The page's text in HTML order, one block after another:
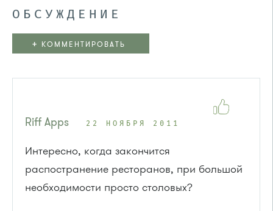
ОБСУЖДЕНИЕ
+ КОММЕНТИРОВАТЬ
Riff Apps 22 НОЯБРЯ 2011
Интересно, когда закончится
распостранение ресторанов, при большой
необходимости просто столовых?